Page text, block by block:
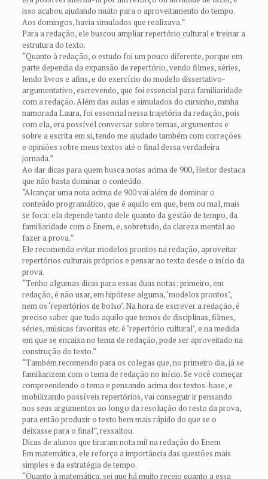
isso acabou ajudando muito para o aproveitamento do tempo.
Aos domingos, havia simulados que realizava.”
Para a redação, ele buscou ampliar repertório cultural e treinar a
estrutura do texto.
“Quanto à redação, o estudo foi um pouco diferente, porque em
parte dependia da expansão de repertório, vendo filmes, séries,
lendo livros e afins, e do exercício do modelo dissertativo-
argumentativo, escrevendo, que foi essencial para familiaridade
com a redação. Além das aulas e simulados do cursinho, minha
namorada Laura, foi essencial nessa trajetória da redação, pois
com ela, era possível conversar sobre temas, argumentos e
sobre a escrita em si, tendo me ajudado também com correções
e opiniões sobre meus textos até o final dessa verdadeira
jornada.”
Ao dar dicas para quem busca notas acima de 900, Heitor destaca
que não basta dominar o conteúdo.
“Alcançar uma nota acima de 900 vai além de dominar o
conteúdo programático, que é aquilo em que, bem ou mal, mais
se foca: ela depende tanto dele quanto da gestão de tempo, da
familiaridade com o Enem, e, sobretudo, da clareza mental ao
fazer a prova.”
Ele recomenda evitar modelos prontos na redação, aproveitar
repertórios culturais próprios e pensar no texto desde o início da
prova.
“Tenho algumas dicas para essas duas notas: primeiro, em
redação, é não usar, em hipótese alguma, ‘modelos prontos’,
nem os ‘repertórios de bolso’. Na hora de escrever a redação, é
preciso saber que tudo aquilo que temos de disciplinas, filmes,
séries, músicas favoritas etc. é ‘repertório cultural’, e na medida
em que se encaixa no tema de redação, pode ser aproveitado na
construção do texto.”
“Também recomendo para os colegas que, no primeiro dia, já se
familiarizem com o tema de redação no início. Se você começar
compreendendo o tema e pensando acima dos textos-base, e
mobilizando possíveis repertórios, vai conseguir ir pensando
nos seus argumentos ao longo da resolução do resto da prova,
para então produzir o texto bem mais rápido do que se o
deixasse para o final”, ressaltou.
Dicas de alunos que tiraram nota mil na redação do Enem
Em matemática, ele reforça a importância das questões mais
simples e da estratégia de tempo.
“Quanto à matemática, sei que há muito receio quanto a essa